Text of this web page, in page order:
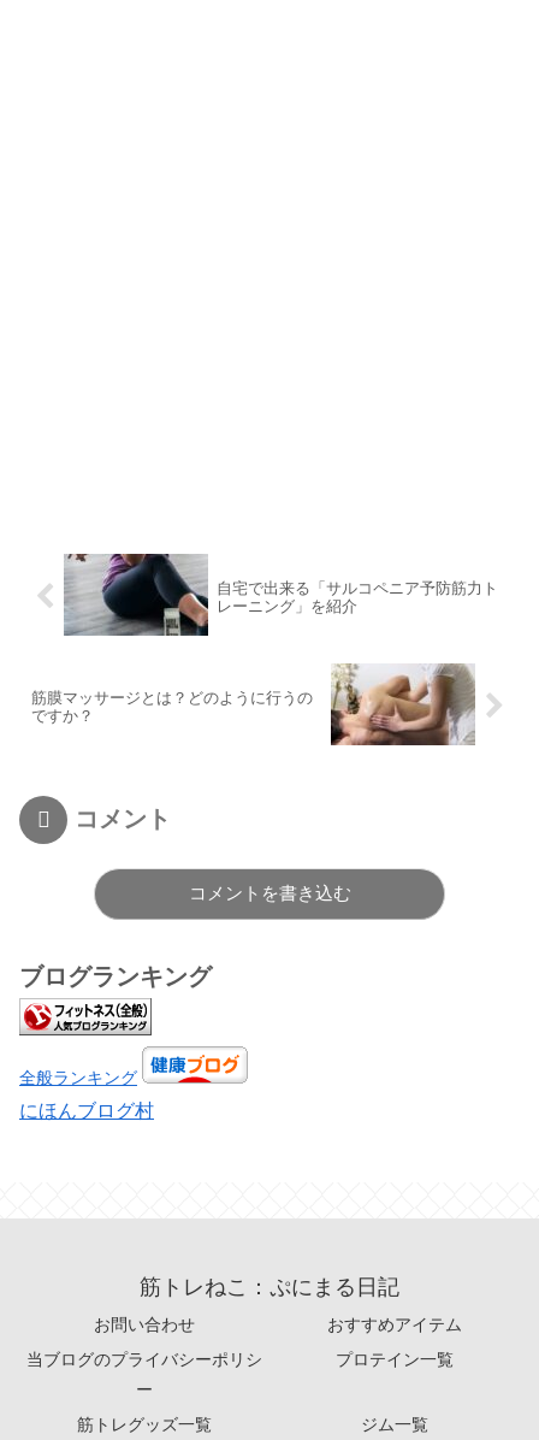
自宅で出来る「サルコペニア予防筋力ト
レーニング」を紹介
筋膜マッサージとは？どのように行うの
ですか？
コメント
コメントを書き込む
ブログランキング
全般ランキング
にほんブログ村
筋トレねこ：ぷにまる日記
お問い合わせ
おすすめアイテム
当ブログのプライバシーポリシ
ー
プロテイン一覧
筋トレグッズ一覧 ジム一覧